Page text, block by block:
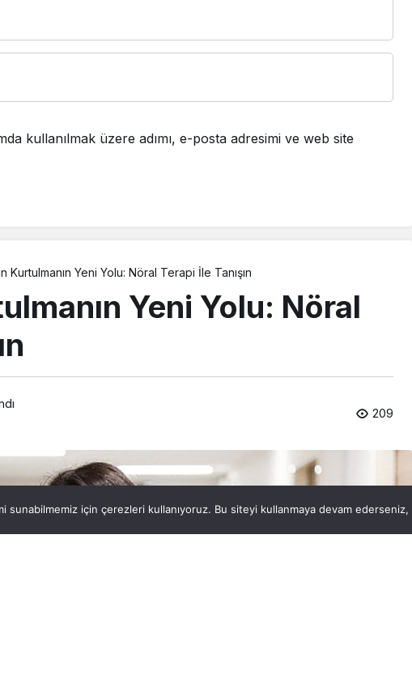
kullanılmak üzere adımı, e-posta adresimi ve web site
Kurtulmanın Yeni Yolu: Nöral Terapi İle Tanışın
Yeni Yolu: Nöral
209
sunabilmemiz için çerezleri kullanıyoruz. Bu siteyi kullanmaya devam